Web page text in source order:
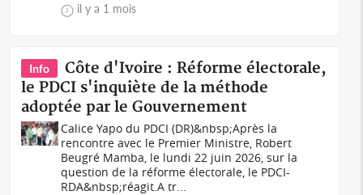
il y a 1 mois
Info
Côte d'Ivoire : Réforme électorale,
le PDCI s'inquiète de la méthode
adoptée par le Gouvernement
Calice Yapo du PDCI (DR)&nbsp;Après la
rencontre avec le Premier Ministre, Robert
Beugré Mamba, le lundi 22 juin 2026, sur la
question de la réforme électorale, le PDCI-
RDA&nbsp;réagit.A tr...